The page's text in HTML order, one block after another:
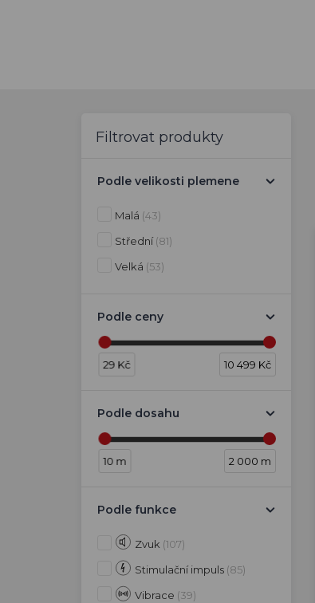
Filtrovat produkty
Podle velikosti plemene
Malá (43)
Střední(81)
Velká (53)
Podle ceny
29 Kč 10 499 Kč
Podle dosahu
10 m 2 000 m
Podle funkce
Zvuk (107)
Stimulační impuls (85)
Vibrace (39)